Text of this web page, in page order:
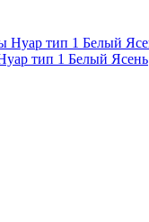
тип 1 Белый Ясень